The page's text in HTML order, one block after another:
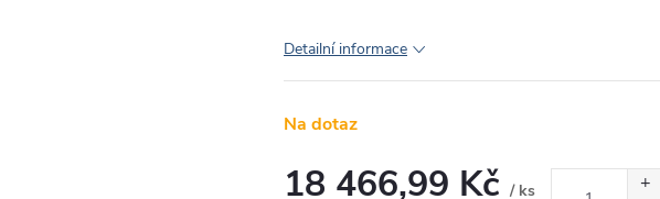
Detailní informace
Na dotaz
18 466,99 Kč / ks